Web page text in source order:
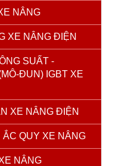
NÂNG
XE NÂNG ĐIỆN
SUẤT -
ĐUN) IGBT XE
XE NÂNG ĐIỆN
ẮC QUY XE NÂNG
NÂNG